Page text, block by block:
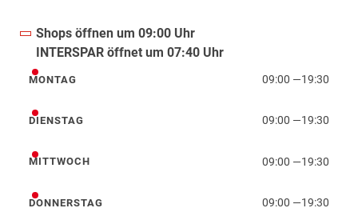
Shops öffnen um 09:00 Uhr
INTERSPAR öffnet um 07:40 Uhr
Montag
MONTAG 09:00 —19:30
Dienstag
DIENSTAG 09:00 —19:30
Mittwoch
MITTWOCH 09:00 —19:30
Donnerstag
DONNERSTAG 09:00 —19:30